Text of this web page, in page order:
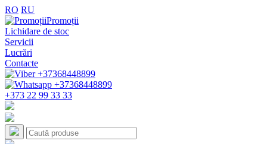
RO RU
Promoții
Lichidare de stoc
Servicii
Lucrări
Contacte
+373 22 99 33 33